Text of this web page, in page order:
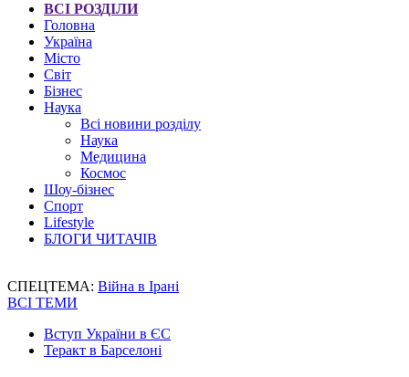
ВСІ РОЗДІЛИ
Головна
Україна
Місто
Світ
Бізнес
Наука
Всі новини розділу
Наука
Медицина
Космос
Шоу-бізнес
Спорт
Lifestyle
БЛОГИ ЧИТАЧІВ
СПЕЦТЕМА: Війна в Ірані
ВСІ ТЕМИ
Вступ України в ЄС
Теракт в Барселоні